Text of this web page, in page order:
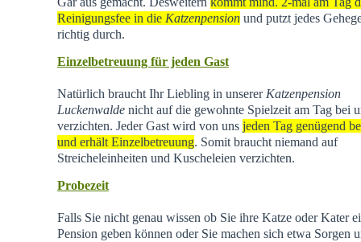
Reinigungsfee in die Katzenpensionund putzt jedes
richtig durch.
Einzelbetreuung für jeden Gast
Natürlich braucht Ihr Liebling in unserer Katzenpension
Luckenwaldenicht auf die gewohnte Spielzeit am Tag bei
verzichten. Jeder Gast wird von uns jeden Tag genügend
und erhält Einzelbetreuung. Somit braucht niemand auf
Streicheleinheiten und Kuscheleien verzichten.
Probezeit
Falls Sie nicht genau wissen ob Sie ihre Katze oder Kater
Pension geben können oder Sie machen sich etwa Sorgen